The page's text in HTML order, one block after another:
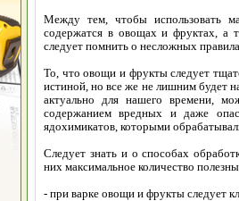
Между тем, чтобы использовать
содержатся в овощах и фруктах, а
следует помнить о несложных
То, что овощи и фрукты следует
истиной, но все же не лишним будет
актуально для нашего времени,
содержанием вредных и даже
ядохимикатов, которыми
Следует знать и о способах
них максимальное количество
- при варке овощи и фрукты следует